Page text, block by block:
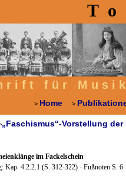
T o
> Home >
„Faschismus“-Vorstellung der
im Fackelschein
Kap. 4.2.2.1 (S. 312-322) - Fußnoten S. 6
r i f t f ü r M u s i